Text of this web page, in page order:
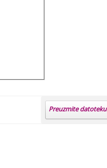
Preuzmite datoteku